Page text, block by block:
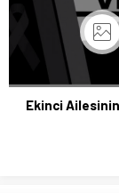
Ekinci Ailesinin